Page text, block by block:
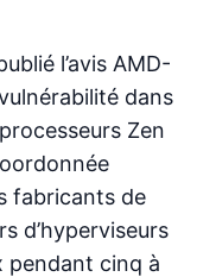
l’avis AMD-
dans
Zen
fabricants de
d’hyperviseurs
pendant cinq à